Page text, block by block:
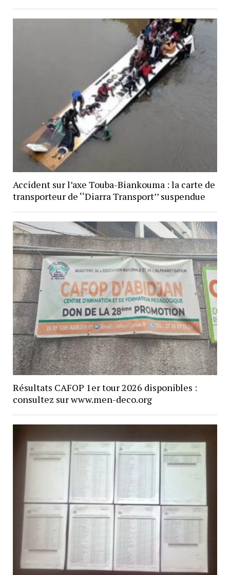
Accident sur l’axe Touba-Biankouma : la carte de
transporteur de ‘‘Diarra Transport’’ suspendue
Résultats CAFOP 1er tour 2026 disponibles :
consultez sur www.men-deco.org